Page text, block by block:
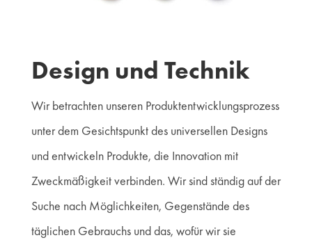
Design und Technik
Wir betrachten unseren Produktentwicklungsprozess
unter dem Gesichtspunkt des universellen Designs
und entwickeln Produkte, die Innovation mit
Zweckmäßigkeit verbinden. Wir sind ständig auf der
Suche nach Möglichkeiten, Gegenstände des
täglichen Gebrauchs und das, wofür wir sie